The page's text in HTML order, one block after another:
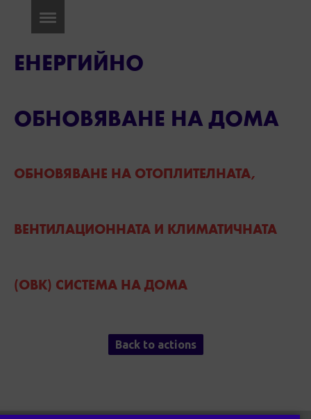
ЕНЕРГИЙНО
ОБНОВЯВАНЕ НА ДОМА
ОБНОВЯВАНЕ НА ОТОПЛИТЕЛНАТА,
ВЕНТИЛАЦИОННАТА И КЛИМАТИЧНАТА
(ОВК) СИСТЕМА НА ДОМА
Back to actions